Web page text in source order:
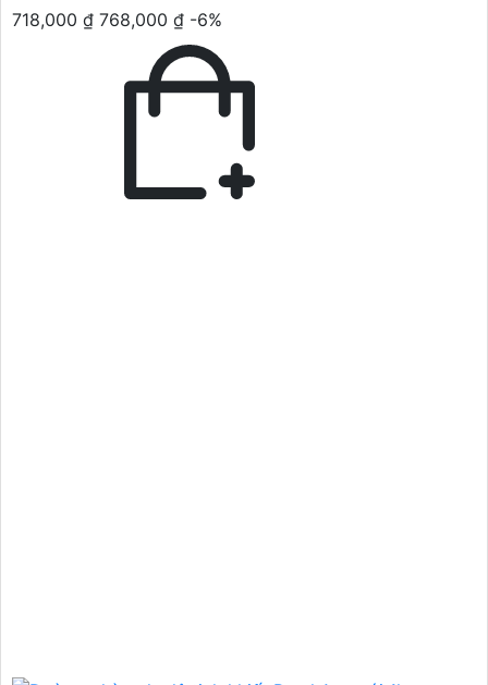
718,000 ₫ 768,000 ₫ -6%